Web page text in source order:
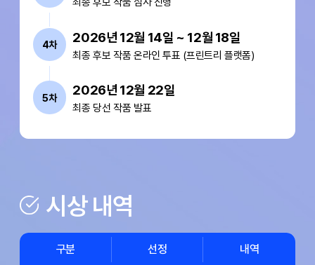
4차 2026년 12월 14일 ~ 12월 18일
최종 후보 작품 온라인 투표 (프린트리 플랫폼)
5차 2026년 12월 22일
최종 당선 작품 발표
시상 내역
구분 선정 내역